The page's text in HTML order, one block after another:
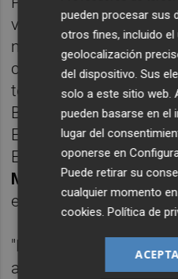
vidas como sea
maneras de hacerlo es
carreteras del mundo
todos", ha asegurado
Bloomberg LP y
Embajador Mundial de
Enfermedades y
Michael R. Bloomberg
escrito un prólogo
"Durante más de una
avances alentadores
pueden procesar sus
otros fines, incluido
geolocalización
del dispositivo. Sus
solo a este sitio web.
pueden basarse en el
lugar del
oponerse en
Puede retirar su
cualquier momento
cookies.Política de